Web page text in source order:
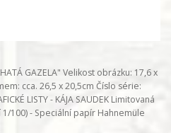
GAZELA" Velikost obrázku: 17,6 x
cca. 26,5 x 20,5cm Číslo série:
LISTY - KÁJA SAUDEK Limitovaná
100) - Speciální papír Hahnemüle